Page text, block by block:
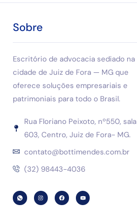
Sobre
Escritório de advocacia sediado na
cidade de Juiz de Fora — MG que
oferece soluções empresariais e
patrimoniais para todo o Brasil.
Rua Floriano Peixoto, nº550, sala
603, Centro, Juiz de Fora- MG.
contato@bottimendes.com.br
(32) 98443-4036